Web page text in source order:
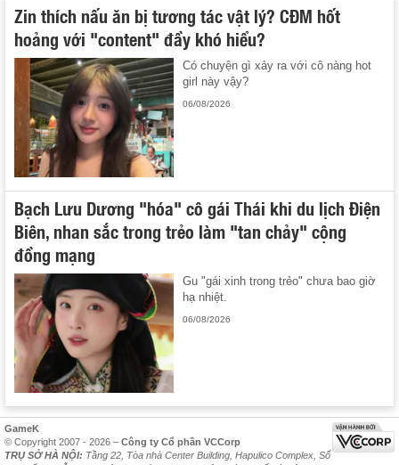
Zin thích nấu ăn bị tương tác vật lý? CĐM hốt
hoảng với "content" đầy khó hiểu?
Có chuyện gì xảy ra với cô nàng hot
girl này vậy?
06/08/2026
Bạch Lưu Dương "hóa" cô gái Thái khi du lịch Điện
Biên, nhan sắc trong trẻo làm "tan chảy" cộng
đồng mạng
Gu "gái xinh trong trẻo" chưa bao giờ
hạ nhiệt.
06/08/2026
GameK
© Copyright 2007 - 2026 – Công ty Cổ phần VCCorp
TRỤ SỞ HÀ NỘI: Tầng 22, Tòa nhà Center Building, Hapulico Complex, Số